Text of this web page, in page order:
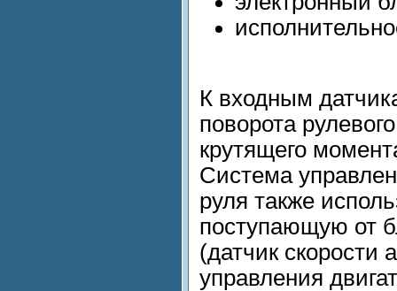
К входным
поворота
крутящего
Система
руля также
поступающую от
(датчик скорости
управления